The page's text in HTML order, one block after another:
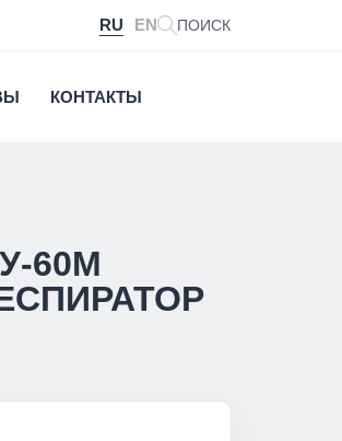
RU EN ПОИСК
КОНТАКТЫ
60М